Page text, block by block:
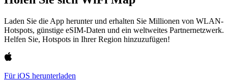
Laden Sie die App herunter und erhalten Sie Millionen von WLAN-
Hotspots, günstige eSIM-Daten und ein weltweites Partnernetzwerk.
Helfen Sie, Hotspots in Ihrer Region hinzuzufügen!
Für iOS herunterladen